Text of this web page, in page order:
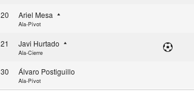
20 Ariel Mesa
Ala-Pívot
21 Javi Hurtado
Ala-Cierre
30 Álvaro Postiguillo
Ala-Pívot